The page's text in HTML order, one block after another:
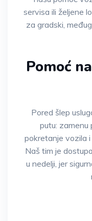
servisa ili željene
za gradski,
Pomoć
Pored šlep
putu: zamenu
pokretanje vozila
Naš tim je
u nedelji, jer